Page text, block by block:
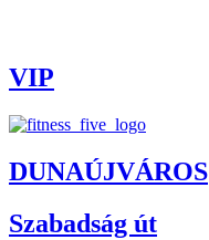
VIP
DUNAÚJVÁROS
Szabadság út